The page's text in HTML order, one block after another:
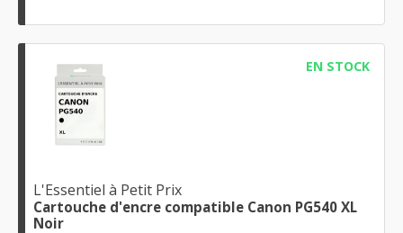
EN STOCK
L'Essentiel à Petit Prix
Cartouche d'encre compatible Canon PG540 XL
Noir